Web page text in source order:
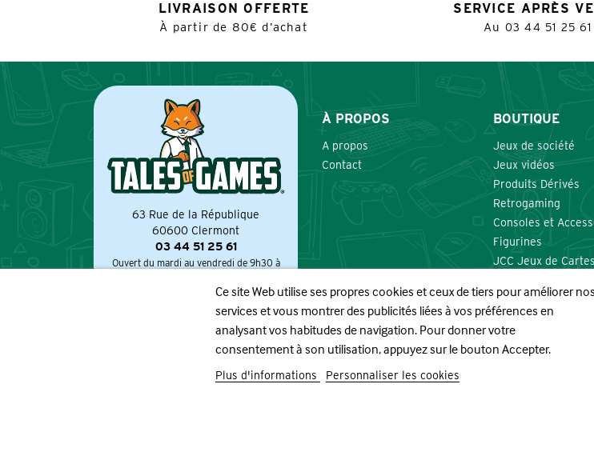
LIVRAISON OFFERTE
À partir de 80€ d’achat
SERVICE APRÈS
Au 03 44 51 25 61
63 Rue de la République
60600 Clermont
03 44 51 25 61
Ouvert du mardi au vendredi de 9h30 à
Le samedi de 9h à 13h et de 13h30 à 19h.
À PROPOS
A propos
Contact
BOUTIQUE
Jeux de société
Jeux vidéos
Produits Dérivés
Retrogaming
Consoles et
Figurines
JCC Jeux de
Nourritures et
Ce site Web utilise ses propres cookies et ceux de tiers pour améliorer nos
services et vous montrer des publicités liées à vos préférences en
analysant vos habitudes de navigation. Pour donner votre
consentement à son utilisation, appuyez sur le bouton Accepter.
Plus d'informations Personnaliser les cookies